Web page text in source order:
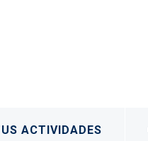
ACTIVIDADES